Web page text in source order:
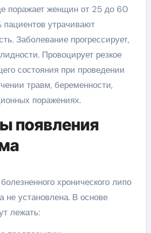
поражает женщин от 25 до 60
пациентов утрачивают
Заболевание прогрессирует,
Провоцирует резкое
состояния при проведении
травм, беременности,
поражениях.
появления
хронического липо
не установлена. В основе
лежать: